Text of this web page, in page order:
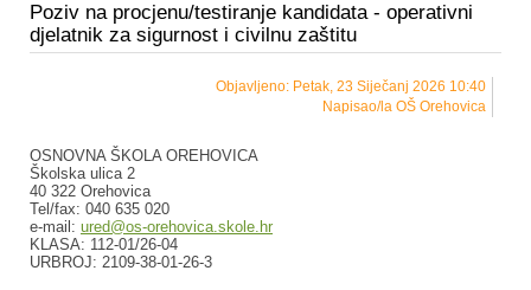
Poziv na procjenu/testiranje kandidata - operativni
djelatnik za sigurnost i civilnu zaštitu
Objavljeno: Petak, 23 Siječanj 2026 10:40
Napisao/la OŠ Orehovica
OSNOVNA ŠKOLA OREHOVICA
Školska ulica 2
40 322 Orehovica
Tel/fax: 040 635 020
e-mail: ured@os-orehovica.skole.hr
KLASA: 112-01/26-04
URBROJ: 2109-38-01-26-3